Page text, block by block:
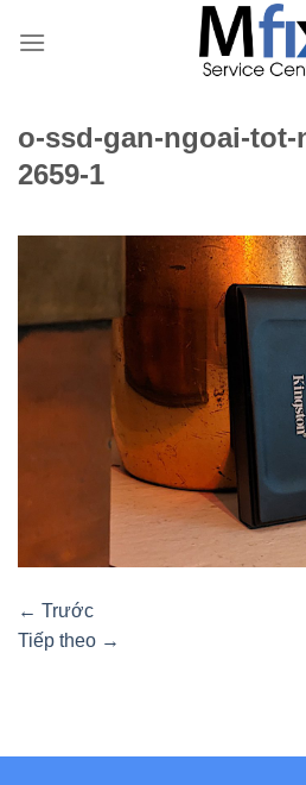
qua
o-ssd-gan-ngoai-tot-
2659-1
← Trước
Tiếp theo →